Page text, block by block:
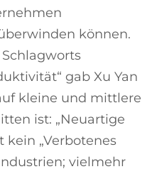
können.
gab Xu Yan
kleine und mittlere
ist: „Neuartige
„Verbotenes
vielmehr